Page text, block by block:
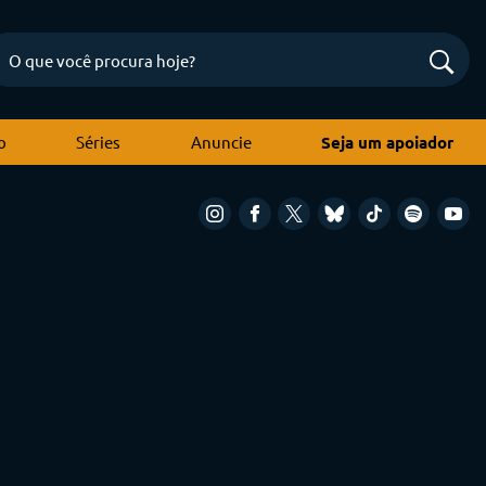
Séries Anuncie Seja um apoiador